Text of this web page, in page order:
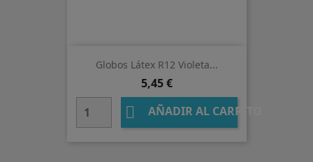
Globos Látex R12 Violeta...
Precio
5,45 €
 AÑADIR AL CARRITO